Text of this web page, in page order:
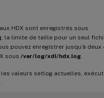
HDX sont enregistrés sous
, la limite de taille pour un seul
pouvez enregistrer jusqu’à deux
sous /var/log/xdl/hdx.log
valeurs setlog actuelles,